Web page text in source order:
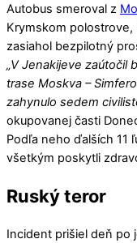
Autobus smeroval z
Krymskom
zasiahol bezpilotný
„V Jenakijeve zaútočil
trase Moskva –
zahynulo sedem
okupovanej časti
Podľa neho ďalších 11
všetkým poskytli
Ruský teror
Incident prišiel deň po